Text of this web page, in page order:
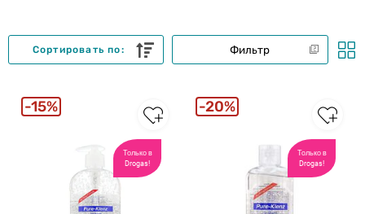
Фильтр
Сортировать по:
Только в
Drogas!
15%
Только в
Drogas!
20%